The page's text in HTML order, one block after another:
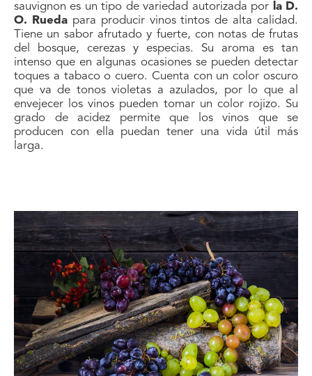
sauvignon es un tipo de variedad autorizada por la D.
O. Rueda para producir vinos tintos de alta calidad.
Tiene un sabor afrutado y fuerte, con notas de frutas
del bosque, cerezas y especias. Su aroma es tan
intenso que en algunas ocasiones se pueden detectar
toques a tabaco o cuero. Cuenta con un color oscuro
que va de tonos violetas a azulados, por lo que al
envejecer los vinos pueden tomar un color rojizo. Su
grado de acidez permite que los vinos que se
producen con ella puedan tener una vida útil más
larga.